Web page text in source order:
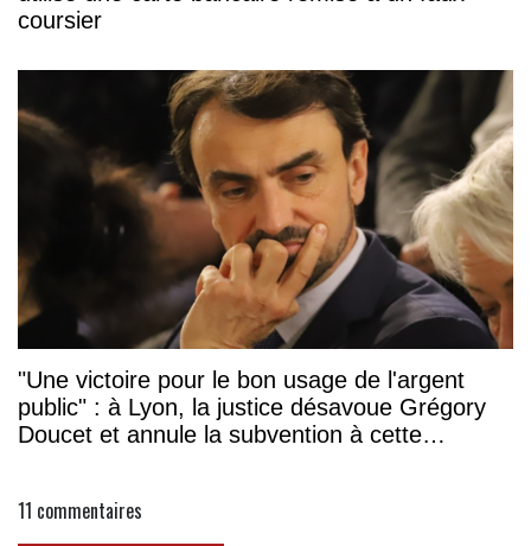
coursier
"Une victoire pour le bon usage de l'argent
public" : à Lyon, la justice désavoue Grégory
Doucet et annule la subvention à cette
11 commentaires